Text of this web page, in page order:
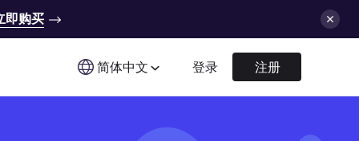
即购买
简体中文 登录 注册